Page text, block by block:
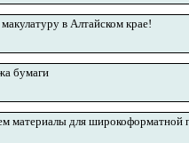
в Алтайском крае!
бумаги
материалы для широкоформатной